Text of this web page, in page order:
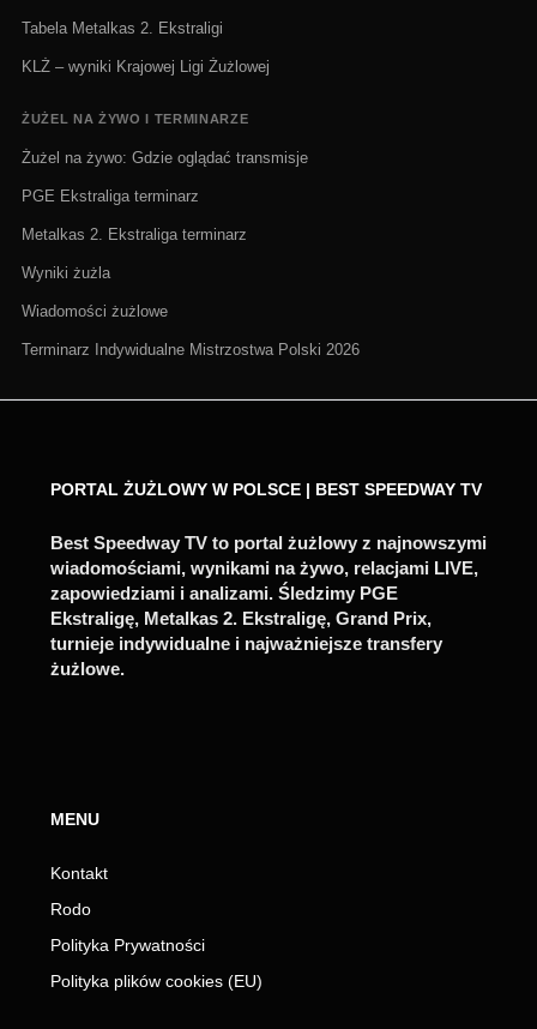
Tabela Metalkas 2. Ekstraligi
KLŻ – wyniki Krajowej Ligi Żużlowej
ŻUŻEL NA ŻYWO I TERMINARZE
Żużel na żywo: Gdzie oglądać transmisje
PGE Ekstraliga terminarz
Metalkas 2. Ekstraliga terminarz
Wyniki żużla
Wiadomości żużlowe
Terminarz Indywidualne Mistrzostwa Polski 2026
PORTAL ŻUŻLOWY W POLSCE | BEST SPEEDWAY TV
Best Speedway TV to portal żużlowy z najnowszymi
wiadomościami, wynikami na żywo, relacjami LIVE,
zapowiedziami i analizami. Śledzimy PGE
Ekstraligę, Metalkas 2. Ekstraligę, Grand Prix,
turnieje indywidualne i najważniejsze transfery
żużlowe.
MENU
Kontakt
Rodo
Polityka Prywatności
Polityka plików cookies (EU)